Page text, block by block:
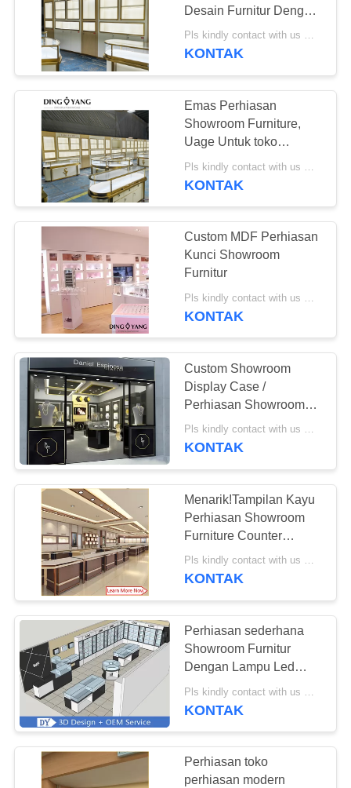
MINTA
KUTIPAN
COMPANY
NEWS
SITEMAP
PRIVACY
POLICY
Desain Furnitur Dengan
Lampu Konsumsi Daya
Rendah
Pls kindly contact with us MOQ:1 Toko atau 5 set
KONTAK
Emas Perhiasan
Showroom Furniture,
Uage Untuk toko
perhiasan, pusat
perbelanjaan kelas atas,
KONTAK
Custom MDF Perhiasan
Kunci Showroom
Furnitur
Pls kindly contact with us MOQ:1 Toko atau 5 set /Desain Showcase Toko Perhiasan
KONTAK
Custom Showroom
Display Case /
Perhiasan Showroom
Perhiasan
Pls kindly contact with us MOQ:5 Pcs Atau Seluruh showroom/Toko
KONTAK
Menarik!Tampilan Kayu
Perhiasan Showroom
Furniture Counter
Design
Pls kindly contact with us MOQ:5 Pcs Atau Seluruh showroom/Toko
KONTAK
Perhiasan sederhana
Showroom Furnitur
Dengan Lampu Led
Untuk Dekorasi
KONTAK
Perhiasan toko
perhiasan modern